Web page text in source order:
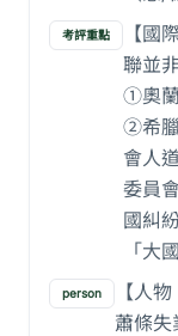
考評重點
【國
聯並
①奧蘭
②希
會人
委員
國糾
「大
person
【人
蕭條